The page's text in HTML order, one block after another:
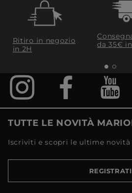
Ritiro in negozio
in 2H
da 35€​
TUTTE LE NOVITÀ
Iscriviti e scopri le ultime novità
REGISTRATI